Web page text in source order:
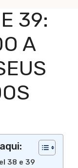
39:
A
38 e 39